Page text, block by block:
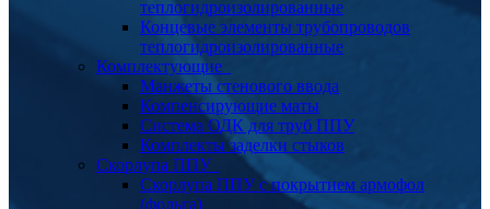
теплогидроизолированные
Концевые элементы трубопроводов
теплогидроизолированные
Комплектующие
Манжеты стенового ввода
Компенсирующие маты
Система ОДК для труб ППУ
Комплекты заделки стыков
Скорлупа ППУ
Скорлупа ППУ с покрытием армофол
(фольга)